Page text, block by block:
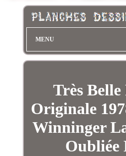
MENU
Très Belle
Originale
Winninger
Oubliée